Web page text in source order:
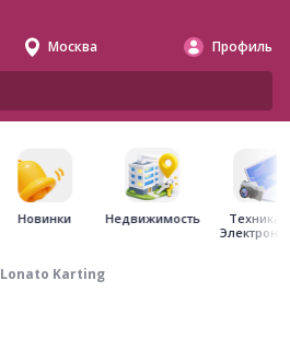
Москва Профиль
Новинки Недвижимость
Техника
Lonato Karting